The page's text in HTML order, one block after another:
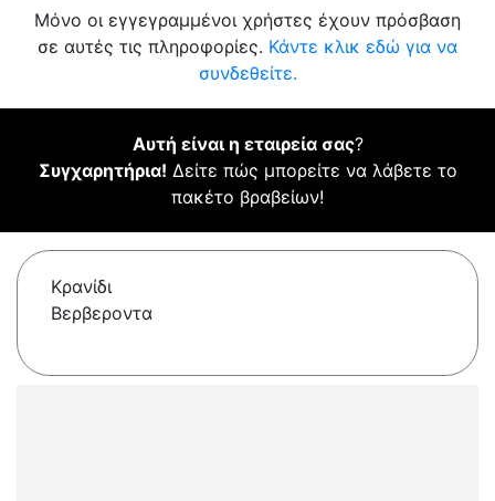
Μόνο οι εγγεγραμμένοι χρήστες έχουν πρόσβαση
σε αυτές τις πληροφορίες. Κάντε κλικ εδώ για να
συνδεθείτε.
Αυτή είναι η εταιρεία σας?
Συγχαρητήρια! Δείτε πώς μπορείτε να λάβετε το
πακέτο βραβείων!
Κρανίδι
Βερβεροντα